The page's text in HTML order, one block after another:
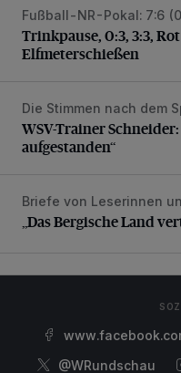
Trinkpause, 0:3, 3:3,
Fußball-NR-Pokal: 7:6
Trinkpause, 0:3, 3:3,
Elfmeterschießen
WSV-Trainer
Die Stimmen nach dem
WSV-Trainer
aufgestanden“
„Das Bergische Land
Briefe von Leserinnen
„Das Bergische Land
@WRundschau